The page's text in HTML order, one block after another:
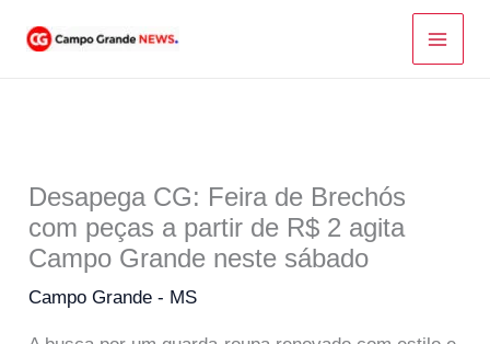
para
Desapega CG: Feira de Brechós
com peças a partir de R$ 2 agita
Campo Grande neste sábado
Campo Grande - MS